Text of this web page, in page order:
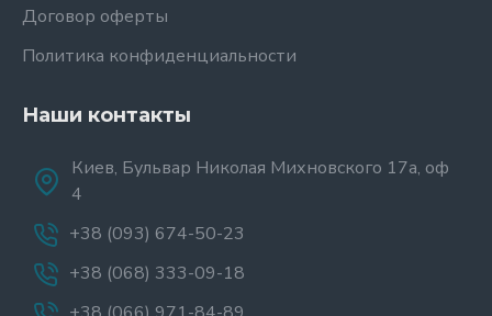
Договор оферты
Политика конфиденциальности
Наши контакты
Киев, Бульвар Николая Михновского 17а, оф
4
+38 (093) 674-50-23
+38 (068) 333-09-18